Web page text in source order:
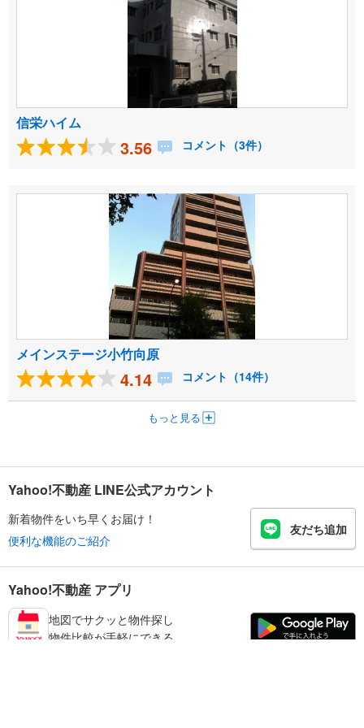
信栄ハイム
3.56 コメント（3件）
メインステージ小竹向原
4.14 コメント（14件）
もっと見る
Yahoo!不動産 LINE公式アカウント
新着物件をいち早くお届け！
便利な機能のご紹介
友だち追加
Yahoo!不動産 アプリ
地図でサクッと物件探し
物件比較が手軽にできる